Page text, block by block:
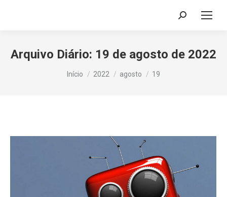
Search:
Arquivo Diário: 19 de agosto de 2022
Você está aqui:
Início 2022 agosto 19